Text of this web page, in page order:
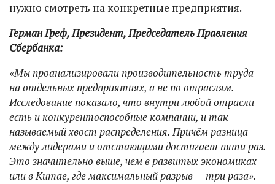
нужно смотреть на конкретные предприятия.
Герман Греф, Президент, Председатель Правления
Сбербанка:
«Мы проанализировали производительность труда
на отдельных предприятиях, а не по отраслям.
Исследование показало, что внутри любой отрасли
есть и конкурентоспособные компании, и так
называемый хвост распределения. Причём разница
между лидерами и отстающими достигает пяти раз.
Это значительно выше, чем в развитых экономиках
или в Китае, где максимальный разрыв — три раза».